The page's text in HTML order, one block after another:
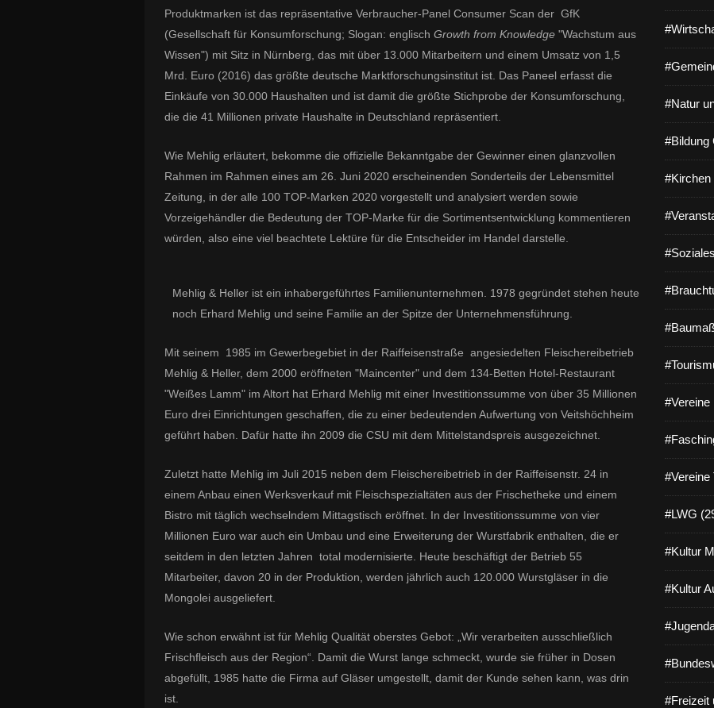
Produktmarken ist das repräsentative Verbraucher-Panel Consumer Scan der GfK
(Gesellschaft für Konsumforschung; Slogan: englisch Growth from Knowledge "Wachstum aus
Wissen") mit Sitz in Nürnberg, das mit über 13.000 Mitarbeitern und einem Umsatz von 1,5
Mrd. Euro (2016) das größte deutsche Marktforschungsinstitut ist. Das Paneel erfasst die
Einkäufe von 30.000 Haushalten und ist damit die größte Stichprobe der Konsumforschung,
die die 41 Millionen private Haushalte in Deutschland repräsentiert.
Wie Mehlig erläutert, bekomme die offizielle Bekanntgabe der Gewinner einen glanzvollen
Rahmen im Rahmen eines am 26. Juni 2020 erscheinenden Sonderteils der Lebensmittel
Zeitung, in der alle 100 TOP-Marken 2020 vorgestellt und analysiert werden sowie
Vorzeigehändler die Bedeutung der TOP-Marke für die Sortimentsentwicklung kommentieren
würden, also eine viel beachtete Lektüre für die Entscheider im Handel darstelle.
Mehlig & Heller ist ein inhabergeführtes Familienunternehmen. 1978 gegründet stehen heute
noch Erhard Mehlig und seine Familie an der Spitze der Unternehmensführung.
Mit seinem 1985 im Gewerbegebiet in der Raiffeisenstraße angesiedelten Fleischereibetrieb
Mehlig & Heller, dem 2000 eröffneten "Maincenter" und dem 134-Betten Hotel-Restaurant
"Weißes Lamm" im Altort hat Erhard Mehlig mit einer Investitionssumme von über 35 Millionen
Euro drei Einrichtungen geschaffen, die zu einer bedeutenden Aufwertung von Veitshöchheim
geführt haben. Dafür hatte ihn 2009 die CSU mit dem Mittelstandspreis ausgezeichnet.
Zuletzt hatte Mehlig im Juli 2015 neben dem Fleischereibetrieb in der Raiffeisenstr. 24 in
einem Anbau einen Werksverkauf mit Fleischspezialtäten aus der Frischetheke und einem
Bistro mit täglich wechselndem Mittagstisch eröffnet. In der Investitionssumme von vier
Millionen Euro war auch ein Umbau und eine Erweiterung der Wurstfabrik enthalten, die er
seitdem in den letzten Jahren total modernisierte. Heute beschäftigt der Betrieb 55
Mitarbeiter, davon 20 in der Produktion, werden jährlich auch 120.000 Wurstgläser in die
Mongolei ausgeliefert.
Wie schon erwähnt ist für Mehlig Qualität oberstes Gebot: „Wir verarbeiten ausschließlich
Frischfleisch aus der Region“. Damit die Wurst lange schmeckt, wurde sie früher in Dosen
abgefüllt, 1985 hatte die Firma auf Gläser umgestellt, damit der Kunde sehen kann, was drin
ist.
#Natur
#Bildung
#Kirchen
#Vereine
#Vereine
#LWG
#Kultur
#Kultur
#Freizeit